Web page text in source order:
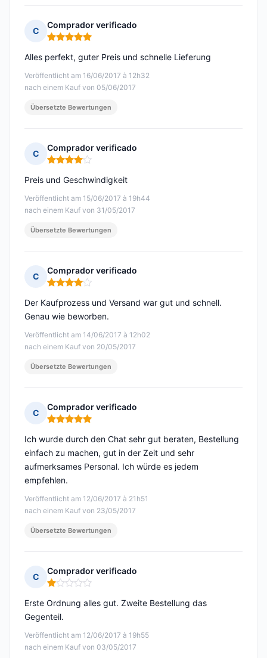
C
Comprador verificado
Hinweis: 5 von 5
Veröffentlicht am 16/06/2017 à 12h32
nach einem Kauf von 05/06/2017
Alles perfekt, guter Preis und schnelle Lieferung
Übersetzte Bewertungen
C
Comprador verificado
Hinweis: 4 von 5
Veröffentlicht am 15/06/2017 à 19h44
nach einem Kauf von 31/05/2017
Preis und Geschwindigkeit
Übersetzte Bewertungen
C
Comprador verificado
Hinweis: 4 von 5
Veröffentlicht am 14/06/2017 à 12h02
nach einem Kauf von 20/05/2017
Der Kaufprozess und Versand war gut und schnell.
Genau wie beworben.
Übersetzte Bewertungen
C
Comprador verificado
Hinweis: 5 von 5
Veröffentlicht am 12/06/2017 à 21h51
nach einem Kauf von 23/05/2017
Ich wurde durch den Chat sehr gut beraten, Bestellung
einfach zu machen, gut in der Zeit und sehr
aufmerksames Personal. Ich würde es jedem
empfehlen.
Übersetzte Bewertungen
C
Comprador verificado
Hinweis: 1 von 5
Veröffentlicht am 12/06/2017 à 19h55
nach einem Kauf von 03/05/2017
Erste Ordnung alles gut. Zweite Bestellung das
Gegenteil.